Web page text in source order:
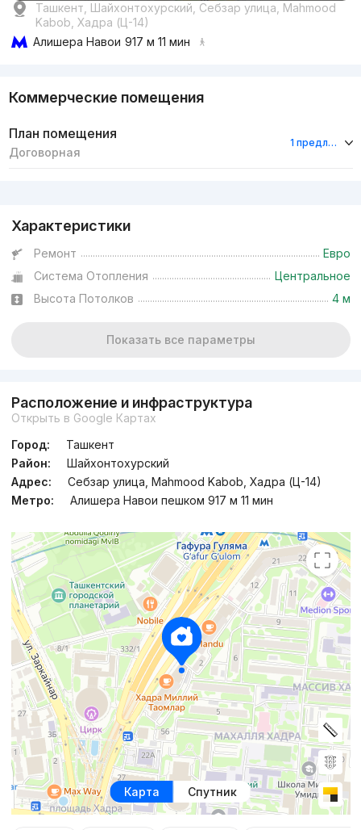
Ташкент, Шайхонтохурский, Себзар улица, Mahmood
Kabob, Хадра (Ц-14)
Алишера Навои 917 м 11 мин
Коммерческие помещения
План помещения
Договорная
1 предложение
Характеристики
Ремонт
Евро
Система Отопления
Центральное
Высота Потолков
4 м
Показать все параметры
Расположение и инфраструктура
Открыть в Google Картах
Город:
Ташкент
Район:
Шайхонтохурский
Адрес:
Себзар улица, Mahmood Kabob, Хадра (Ц-14)
Метро:
Алишера Навои пешком 917 м 11 мин
Карта Спутник